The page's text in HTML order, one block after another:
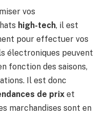
vos
high-tech, il est
pour effectuer vos
électroniques peuvent
fonction des saisons,
Il est donc
de prix et
marchandises sont en